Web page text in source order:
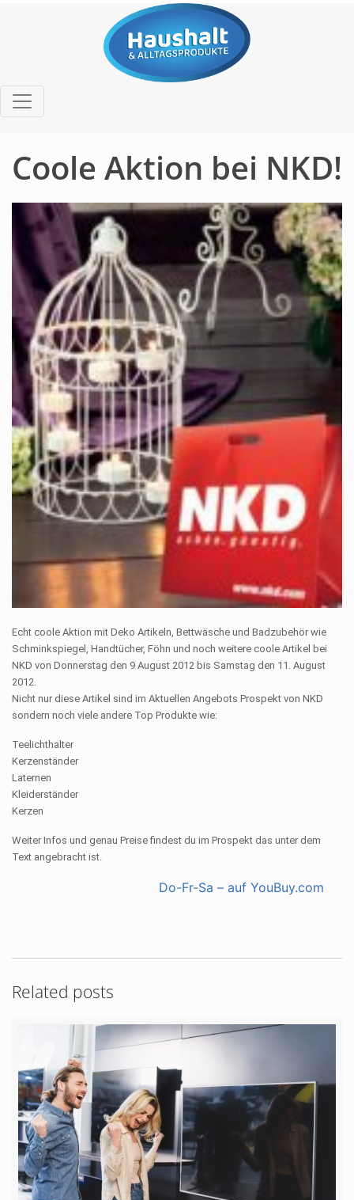
Coole Aktion bei NKD!
Echt coole Aktion mit Deko Artikeln, Bettwäsche und Badzubehör wie
Schminkspiegel, Handtücher, Föhn und noch weitere coole Artikel bei
NKD von Donnerstag den 9 August 2012 bis Samstag den 11. August
2012.
Nicht nur diese Artikel sind im Aktuellen Angebots Prospekt von NKD
sondern noch viele andere Top Produkte wie:
Teelichthalter
Kerzenständer
Laternen
Kleiderständer
Kerzen
Weiter Infos und genau Preise findest du im Prospekt das unter dem
Text angebracht ist.
Do-Fr-Sa – auf YouBuy.com
Related posts